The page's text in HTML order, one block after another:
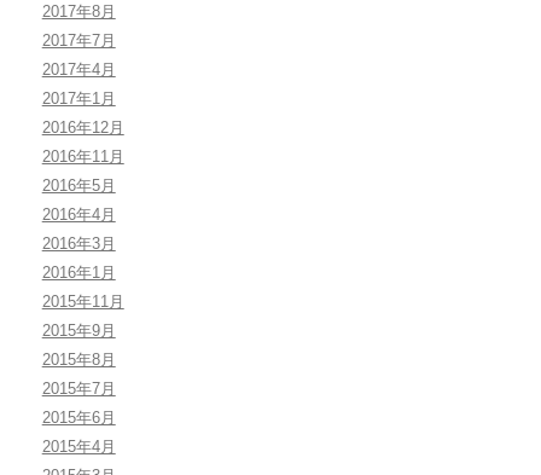
2017年8月
2017年7月
2017年4月
2017年1月
2016年12月
2016年11月
2016年5月
2016年4月
2016年3月
2016年1月
2015年11月
2015年9月
2015年8月
2015年7月
2015年6月
2015年4月